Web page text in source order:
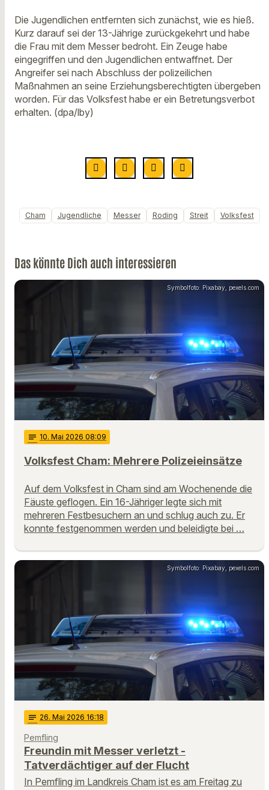
Die Jugendlichen entfernten sich zunächst, wie es hieß.
Kurz darauf sei der 13-Jährige zurückgekehrt und habe
die Frau mit dem Messer bedroht. Ein Zeuge habe
eingegriffen und den Jugendlichen entwaffnet. Der
Angreifer sei nach Abschluss der polizeilichen
Maßnahmen an seine Erziehungsberechtigten übergeben
worden. Für das Volksfest habe er ein Betretungsverbot
erhalten. (dpa/lby)
Cham Jugendliche Messer Roding Streit Volksfest
Das könnte Dich auch interessieren
Symbolfoto: Pixabay, pexels.com
notes 10. Mai 2026 08:09
Volksfest Cham: Mehrere Polizeieinsätze
Auf dem Volksfest in Cham sind am Wochenende die
Fäuste geflogen. Ein 16-Jähriger legte sich mit
mehreren Festbesuchern an und schlug auch zu. Er
konnte festgenommen werden und beleidigte bei …
Symbolfoto: Pixabay, pexels.com
notes 26. Mai 2026 16:18
Pemfling
Freundin mit Messer verletzt -
Tatverdächtiger auf der Flucht
In Pemfling im Landkreis Cham ist es am Freitag zu